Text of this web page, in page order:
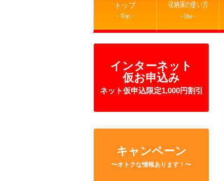
トップ
– Top –
収納庫の使い方
– Use –
インターネット
仮お申込み
ネット仮申込限定1,000円割引
キャンペーン
〜オトクな情報あります！〜